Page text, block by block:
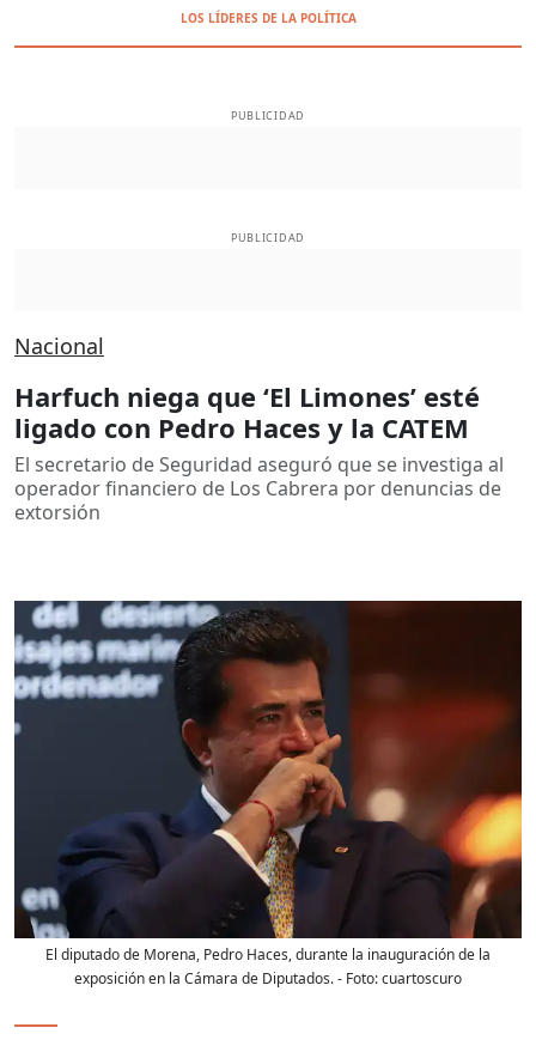
LOS LÍDERES DE LA POLÍTICA
PUBLICIDAD
PUBLICIDAD
Nacional
Harfuch niega que ‘El Limones’ esté
ligado con Pedro Haces y la CATEM
El secretario de Seguridad aseguró que se investiga al
operador financiero de Los Cabrera por denuncias de
extorsión
El diputado de Morena, Pedro Haces, durante la inauguración de la
exposición en la Cámara de Diputados.- Foto:cuartoscuro